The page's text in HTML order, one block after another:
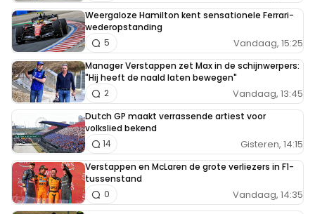
Weergaloze Hamilton kent sensationele Ferrari-
wederopstanding
Vandaag, 15:25
5
Manager Verstappen zet Max in de schijnwerpers:
"Hij heeft de naald laten bewegen"
Vandaag, 13:45
2
Dutch GP maakt verrassende artiest voor
volkslied bekend
Gisteren, 14:15
14
Verstappen en McLaren de grote verliezers in F1-
tussenstand
Vandaag, 14:35
0